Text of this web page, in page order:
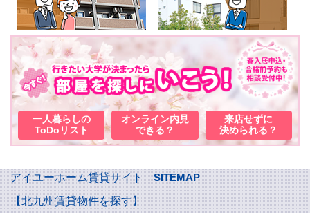
一人暮らしの
ToDoリスト
オンライン内見
できる？
来店せずに
決められる？
アイユーホーム賃貸サイト
SITEMAP
【北九州賃貸物件を探す】